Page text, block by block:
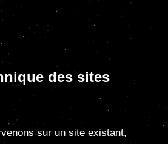
des sites
sur un site existant,